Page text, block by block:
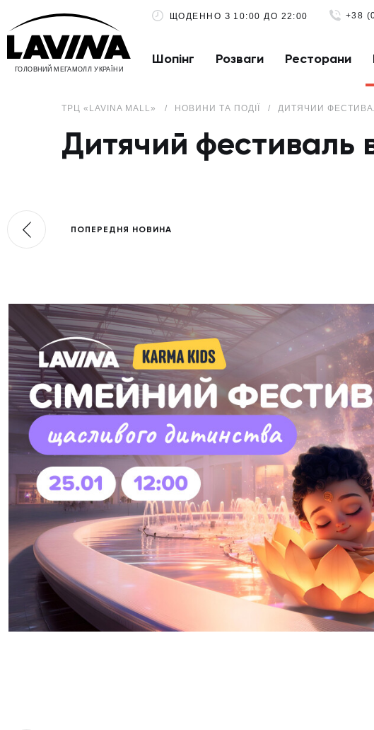
ГОЛОВНИЙ МЕГАМОЛЛ УКРАЇНИ
ЩОДЕННО З 10:00 ДО 22:00 +38
Шопінг Розваги Ресторани
ТРЦ «LAVINA MALL» НОВИНИ ТА ПОДІЇ ДИТЯЧИЙ
Дитячий фестиваль
ПОПЕРЕДНЯ НОВИНА